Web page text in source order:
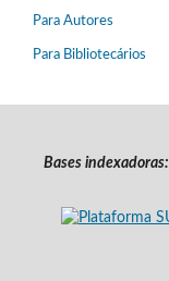
Para Autores
Para Bibliotecários
Bases indexadoras: